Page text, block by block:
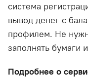
система
вывод денег с
профилем. Не
заполнять бумаги
Подробнее о